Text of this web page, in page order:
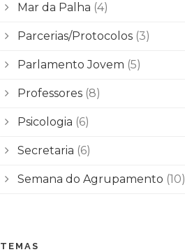
Mar da Palha (4)
Parcerias/Protocolos (3)
Parlamento Jovem (5)
Professores (8)
Psicologia (6)
Secretaria (6)
Semana do Agrupamento (10)
TEMAS